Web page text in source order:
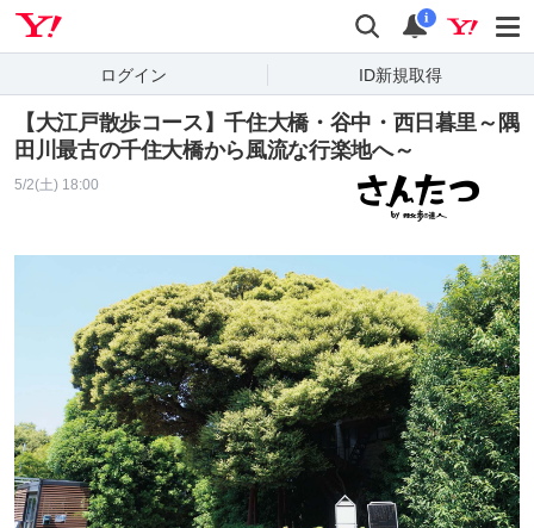
検索 通知
i
ログイン ID新規取得
【大江戸散歩コース】千住大橋・谷中・西日暮里～隅
田川最古の千住大橋から風流な行楽地へ～
5/2(土) 18:00